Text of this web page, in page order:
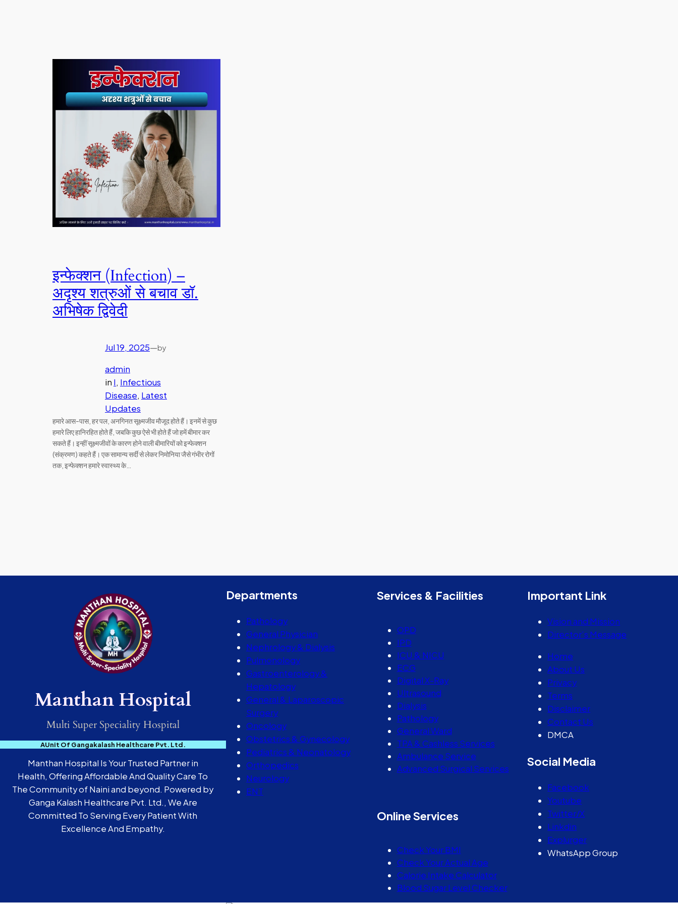
इन्फेक्शन (Infection) –
अदृश्य शत्रुओं से बचाव डॉ.
अभिषेक द्विवेदी
Jul 19, 2025—by
admin
in I, Infectious
Disease, Latest
Updates
हमारे आस-पास, हर पल, अनगिनत सूक्ष्मजीव मौजूद होते हैं। इनमें से कुछ
हमारे लिए हानिरहित होते हैं, जबकि कुछ ऐसे भी होते हैं जो हमें बीमार कर
सकते हैं। इन्हीं सूक्ष्मजीवों के कारण होने वाली बीमारियों को इन्फेक्शन
(संक्रमण) कहते हैं। एक सामान्य सर्दी से लेकर निमोनिया जैसे गंभीर रोगों
तक, इन्फेक्शन हमारे स्वास्थ्य के…
Manthan Hospital
Multi Super Speciality Hospital
AUnit Of Gangakalash Healthcare Pvt. Ltd.
Manthan Hospital Is Your Trusted Partner in
Health, Offering Affordable And Quality Care To
The Community of Naini and beyond. Powered by
Ganga Kalash Healthcare Pvt. Ltd., We Are
Committed To Serving Every Patient With
Excellence And Empathy.
Departments
Pathology
General Physician
Nephrology & Dialysis
Pulmonology
Gastroenterology &
Hepatology
General & Laparoscopic
Surgery
Oncology
Obstetrics & Gynecology
Pediatrics & Neonatology
Orthopedics
Neurology
ENT
Services & Facilities
OPD
IPD
ICU & NICU
ECG
Digital X-Ray
Ultrasound
Dialysis
Pathology
General Ward
TPA & Cashless Services
Ambulance Service
Advanced Surgical Services
Online Services
Check Your BMI
Check Your Actual Age
Calorie Intake Calculator
Blood Sugar Level Checker
Important Link
Vision and Mission
Director’s Message
Home
About Us
Privacy
Terms
Disclaimer
Contact Us
DMCA
Social Media
Facebook
Youtube
Twitter/X
Linkdin
Explurger
WhatsApp Group